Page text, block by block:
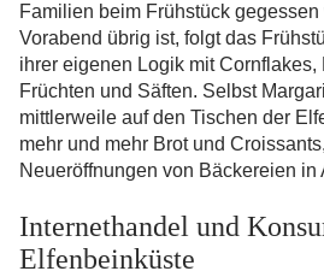
Familien beim Frühstück
Vorabend übrig ist, folgt das
ihrer eigenen Logik mit Cornflakes,
Früchten und Säften. Selbst
mittlerweile auf den Tischen der
mehr und mehr Brot und
Neueröffnungen von Bäckereien in
Internethandel und
Elfenbeinküste